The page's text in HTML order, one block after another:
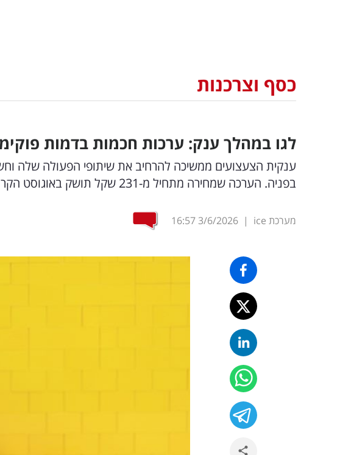
כסף וצרכנות
לגו במהלך ענק: ערכות חכמות בדמות
ענקית הצעצועים ממשיכה להרחיב את שיתופי הפעולה שלה
בפניה. הערכה שמחירה מתחיל מ-231 שקל תושק באוגוסט הקרוב
מערכת ice |
3/6/2026
16:57